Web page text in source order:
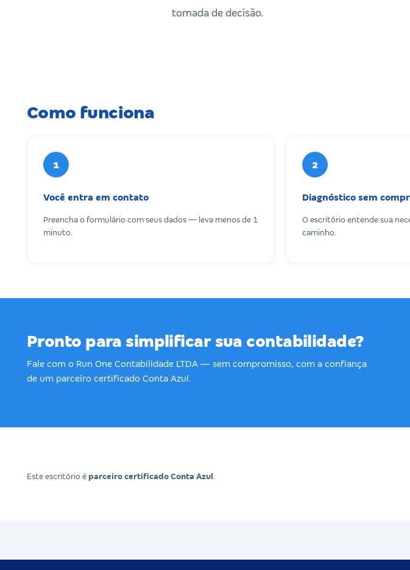
tomada de decisão.
Como funciona
1
Você entra em contato
Preencha o formulário com seus dados — leva menos de 1
minuto.
2
Diagnóstico sem
O escritório entende sua
caminho.
Pronto para simplificar sua contabilidade?
Fale com o Run One Contabilidade LTDA — sem compromisso, com a confiança
de um parceiro certificado Conta Azul.
Este escritório é parceiro certificado Conta Azul .